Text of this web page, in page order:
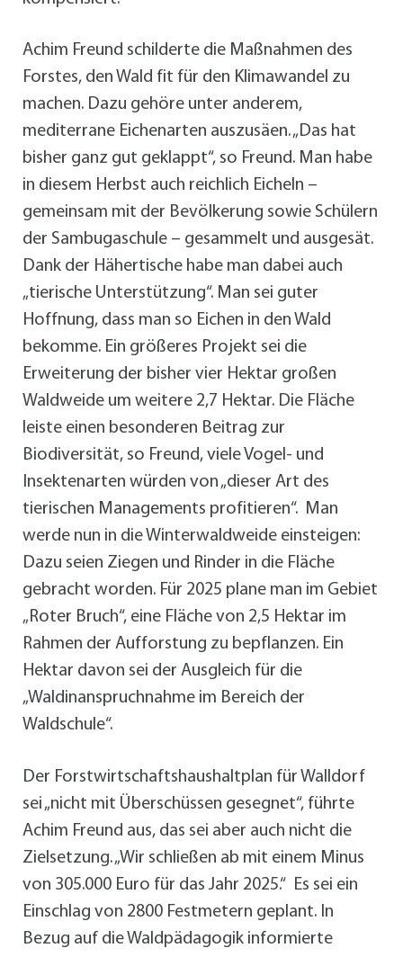
Achim Freund schilderte die Maßnahmen des
Forstes, den Wald fit für den Klimawandel zu
machen. Dazu gehöre unter anderem,
mediterrane Eichenarten auszusäen. „Das hat
bisher ganz gut geklappt“, so Freund. Man habe
in diesem Herbst auch reichlich Eicheln –
gemeinsam mit der Bevölkerung sowie Schülern
der Sambugaschule – gesammelt und ausgesät.
Dank der Hähertische habe man dabei auch
„tierische Unterstützung“. Man sei guter
Hoffnung, dass man so Eichen in den Wald
bekomme. Ein größeres Projekt sei die
Erweiterung der bisher vier Hektar großen
Waldweide um weitere 2,7 Hektar. Die Fläche
leiste einen besonderen Beitrag zur
Biodiversität, so Freund, viele Vogel- und
Insektenarten würden von „dieser Art des
tierischen Managements profitieren“. Man
werde nun in die Winterwaldweide einsteigen:
Dazu seien Ziegen und Rinder in die Fläche
gebracht worden. Für 2025 plane man im Gebiet
„Roter Bruch“, eine Fläche von 2,5 Hektar im
Rahmen der Aufforstung zu bepflanzen. Ein
Hektar davon sei der Ausgleich für die
„Waldinanspruchnahme im Bereich der
Waldschule“.
Der Forstwirtschaftshaushaltplan für Walldorf
sei „nicht mit Überschüssen gesegnet“, führte
Achim Freund aus, das sei aber auch nicht die
Zielsetzung. „Wir schließen ab mit einem Minus
von 305.000 Euro für das Jahr 2025.“ Es sei ein
Einschlag von 2800 Festmetern geplant. In
Bezug auf die Waldpädagogik informierte